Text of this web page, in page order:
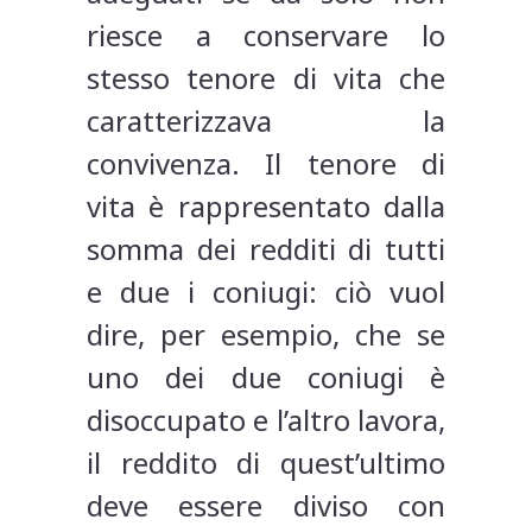
riesce a conservare lo
stesso tenore di vita che
caratterizzava la
convivenza. Il tenore di
vita è rappresentato dalla
somma dei redditi di tutti
e due i coniugi: ciò vuol
dire, per esempio, che se
uno dei due coniugi è
disoccupato e l’altro lavora,
il reddito di quest’ultimo
deve essere diviso con